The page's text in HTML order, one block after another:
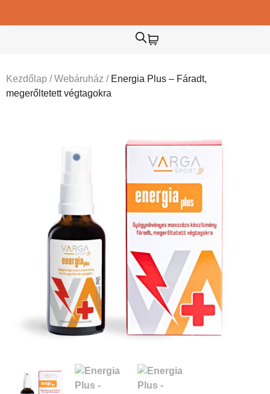
Kezdőlap /Webáruház / Energia Plus – Fáradt,
megerőltetett végtagokra